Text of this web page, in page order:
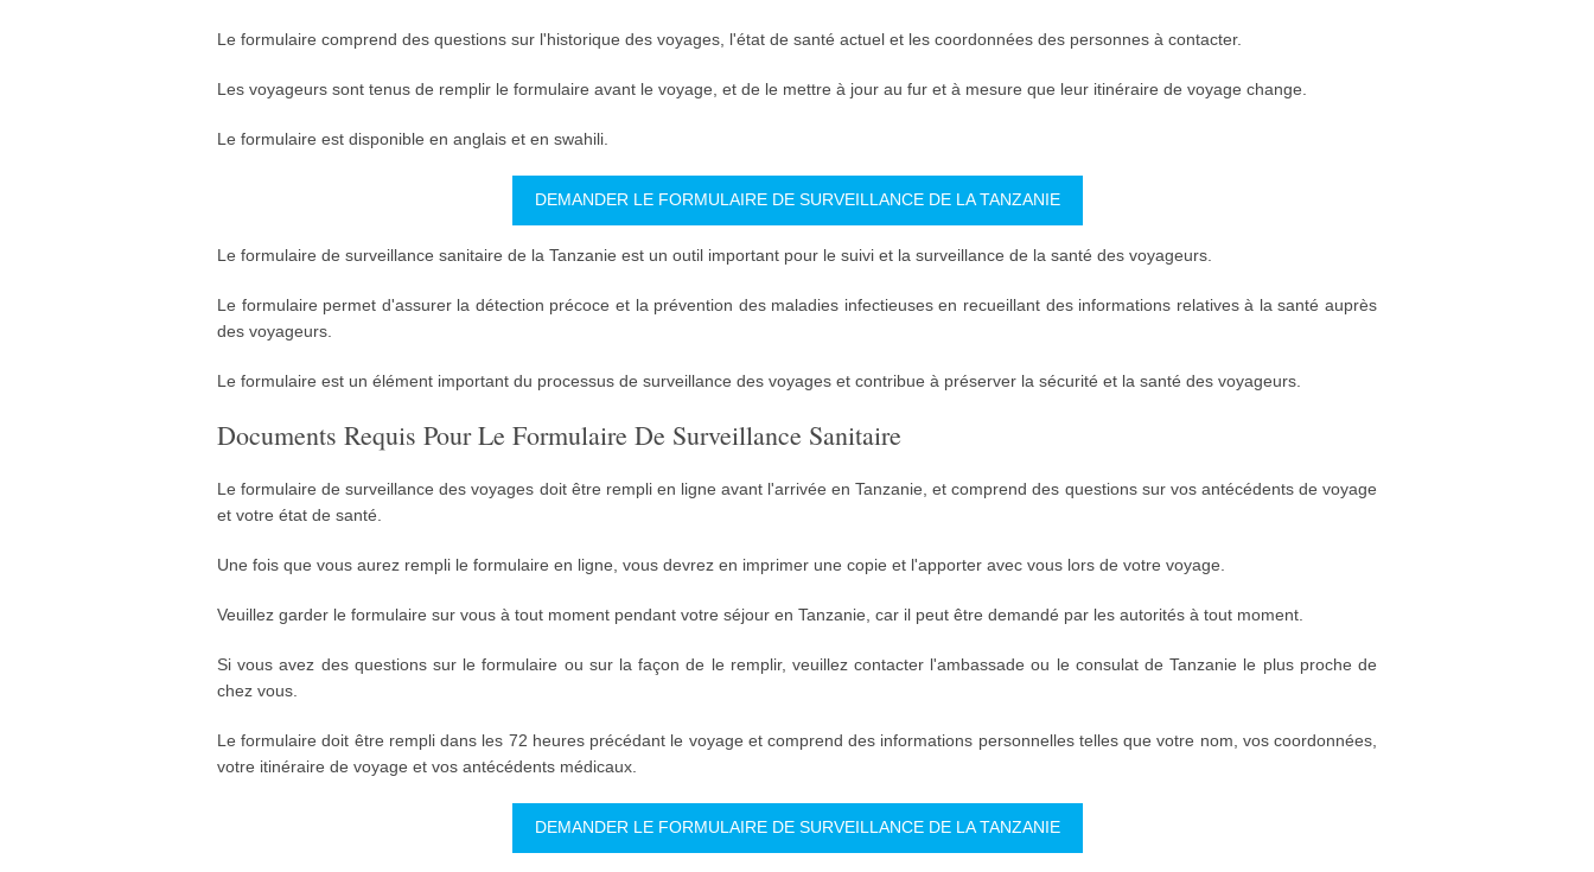
Le formulaire comprend des questions sur l'historique des voyages, l'état de santé actuel et les coordonnées des personnes à contacter.
Les voyageurs sont tenus de remplir le formulaire avant le voyage, et de le mettre à jour au fur et à mesure que leur itinéraire de voyage change.
Le formulaire est disponible en anglais et en swahili.
DEMANDER LE FORMULAIRE DE SURVEILLANCE DE LA TANZANIE
Le formulaire de surveillance sanitaire de la Tanzanie est un outil important pour le suivi et la surveillance de la santé des voyageurs.
Le formulaire permet d'assurer la détection précoce et la prévention des maladies infectieuses en recueillant des informations relatives à la santé auprès
des voyageurs.
Le formulaire est un élément important du processus de surveillance des voyages et contribue à préserver la sécurité et la santé des voyageurs.
Documents Requis Pour Le Formulaire De Surveillance Sanitaire
Le formulaire de surveillance des voyages doit être rempli en ligne avant l'arrivée en Tanzanie, et comprend des questions sur vos antécédents de voyage
et votre état de santé.
Une fois que vous aurez rempli le formulaire en ligne, vous devrez en imprimer une copie et l'apporter avec vous lors de votre voyage.
Veuillez garder le formulaire sur vous à tout moment pendant votre séjour en Tanzanie, car il peut être demandé par les autorités à tout moment.
Si vous avez des questions sur le formulaire ou sur la façon de le remplir, veuillez contacter l'ambassade ou le consulat de Tanzanie le plus proche de
chez vous.
Le formulaire doit être rempli dans les 72 heures précédant le voyage et comprend des informations personnelles telles que votre nom, vos coordonnées,
votre itinéraire de voyage et vos antécédents médicaux.
DEMANDER LE FORMULAIRE DE SURVEILLANCE DE LA TANZANIE